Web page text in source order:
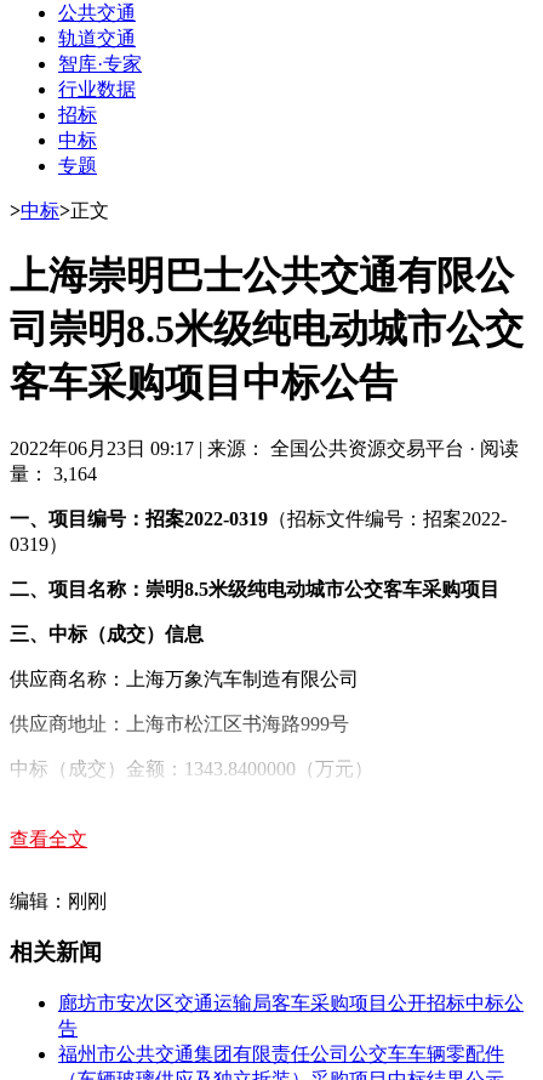
公共交通
轨道交通
智库·专家
行业数据
招标
中标
专题
>中标>正文
上海崇明巴士公共交通有限公
司崇明8.5米级纯电动城市公交
客车采购项目中标公告
2022年06月23日 09:17 | 来源： 全国公共资源交易平台 · 阅读
量： 3,164
一、项目编号：招案2022-0319 （招标文件编号：招案2022-
0319）
二、项目名称：崇明8.5米级纯电动城市公交客车采购项目
三、中标（成交）信息
供应商名称：上海万象汽车制造有限公司
供应商地址：上海市松江区书海路999号
中标（成交）金额：1343.8400000（万元）
序
号
供应商
名称
货物名
称
上海万
象汽车
制造有
8.5米
级纯电
动城市
公交客
牌
SXC6860GBEV
辆
池）：799800.00元电
池（质保年限按地标
要求执行）单价：
110,000.00元/辆.年
查看全文
编辑：刚刚
相关新闻
廊坊市安次区交通运输局客车采购项目公开招标中标公
告
福州市公共交通集团有限责任公司公交车车辆零配件